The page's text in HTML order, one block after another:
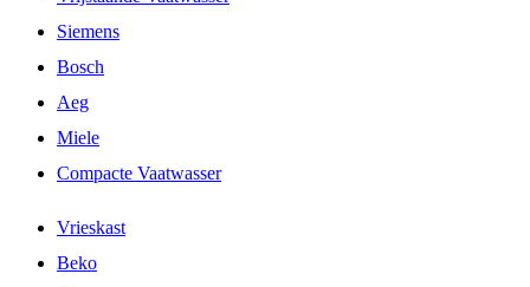
Siemens
Bosch
Aeg
Miele
Compacte Vaatwasser
Vrieskast
Beko